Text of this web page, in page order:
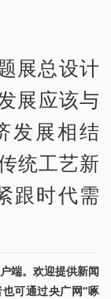
展总设计
展应该与
发展相结
统工艺新
跟时代需
端。欢迎提供新闻
可通过央广网“啄